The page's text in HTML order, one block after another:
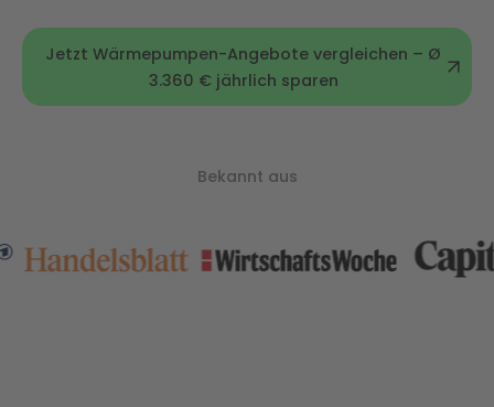
Jetzt Wärmepumpen-Angebote vergleichen – Ø
3.360 € jährlich sparen
Bekannt aus